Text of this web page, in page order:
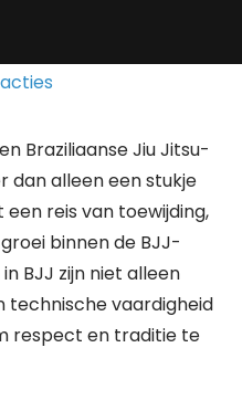
Braziliaanse Jiu Jitsu-
dan alleen een stukje
reis van toewijding,
binnen de BJJ-
BJJ zijn niet alleen
technische vaardigheid
respect en traditie te